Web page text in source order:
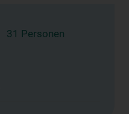
31 Personen